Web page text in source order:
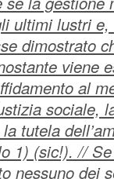
ultimi lustri
dimostrato
viene
al
sociale,
tutela
1) (sic!). //
nessuno dei